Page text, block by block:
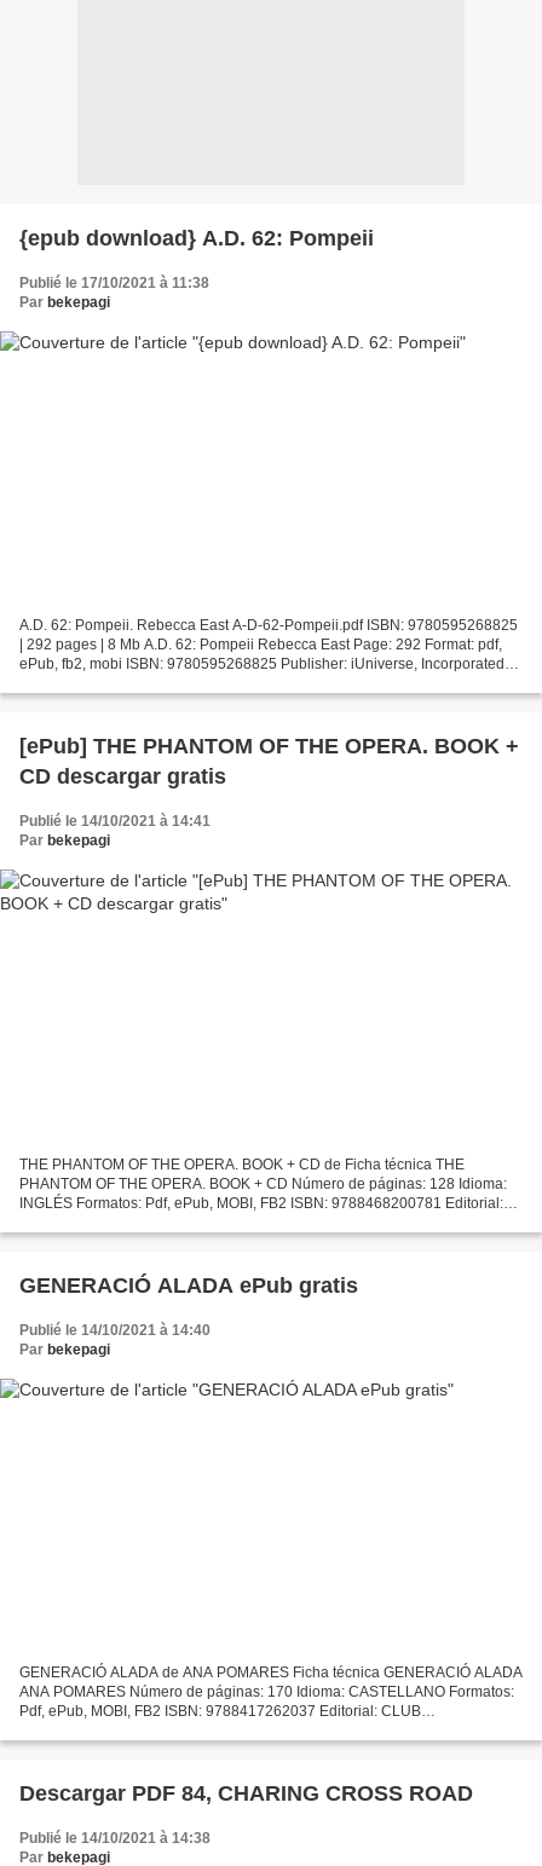
{epub download} A.D. 62: Pompeii
Publié le 17/10/2021 à 11:38
Par bekepagi
A.D. 62: Pompeii. Rebecca East A-D-62-Pompeii.pdf ISBN: 9780595268825
| 292 pages | 8 Mb A.D. 62: Pompeii Rebecca East Page: 292 Format: pdf,
ePub, fb2, mobi ISBN: 9780595268825 Publisher: iUniverse, Incorporated
[ePub] THE PHANTOM OF THE OPERA. BOOK +
CD descargar gratis
Publié le 14/10/2021 à 14:41
Par bekepagi
THE PHANTOM OF THE OPERA. BOOK + CD de Ficha técnica THE
PHANTOM OF THE OPERA. BOOK + CD Número de páginas: 128 Idioma:
INGLÉS Formatos: Pdf, ePub, MOBI, FB2 ISBN: 9788468200781 Editorial:
GENERACIÓ ALADA ePub gratis
Publié le 14/10/2021 à 14:40
Par bekepagi
GENERACIÓ ALADA de ANA POMARES Ficha técnica GENERACIÓ ALADA
ANA POMARES Número de páginas: 170 Idioma: CASTELLANO Formatos:
Pdf, ePub, MOBI, FB2 ISBN: 9788417262037 Editorial: CLUB
gratuitas...
Descargar PDF 84, CHARING CROSS ROAD
Publié le 14/10/2021 à 14:38
Par bekepagi